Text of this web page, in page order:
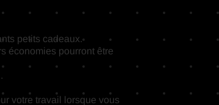
petits cadeaux.
économies pourront être
votre travail lorsque vous